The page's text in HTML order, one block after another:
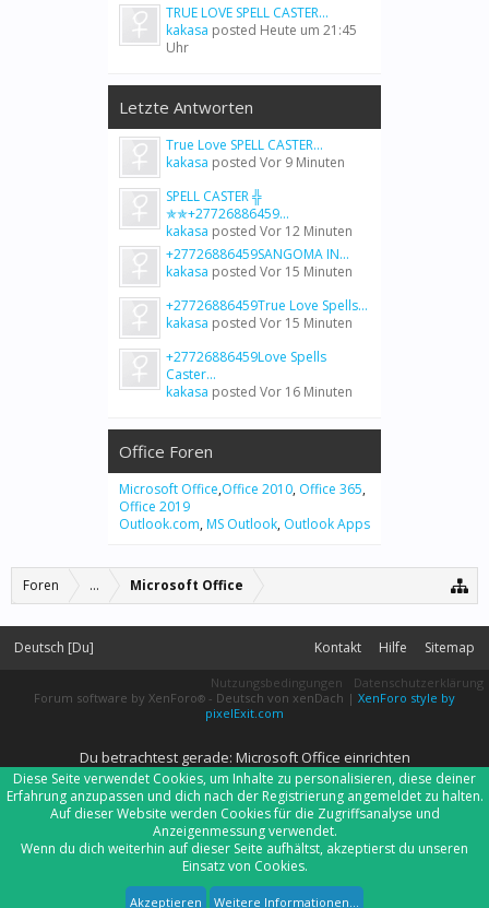
TRUE LOVE SPELL CASTER...
kakasa posted Heute um 21:45
Uhr
Letzte Antworten
True Love SPELL CASTER...
kakasa posted Vor 9 Minuten
SPELL CASTER ╬
✯✯+27726886459...
kakasa posted Vor 12 Minuten
+27726886459SANGOMA IN...
kakasa posted Vor 15 Minuten
+27726886459True Love Spells...
kakasa posted Vor 15 Minuten
+27726886459Love Spells
Caster...
kakasa posted Vor 16 Minuten
Office Foren
Microsoft Office,Office 2010, Office 365,
Office 2019
Outlook.com, MS Outlook, Outlook Apps
Foren ... Microsoft Office
Deutsch [Du] Kontakt Hilfe Sitemap
Nutzungsbedingungen
Datenschutzerklärung
Forum software by XenForo® - Deutsch von xenDach | XenForo style by
pixelExit.com
Du betrachtest gerade: Microsoft Office einrichten
Diese Seite verwendet Cookies, um Inhalte zu personalisieren, diese deiner
Erfahrung anzupassen und dich nach der Registrierung angemeldet zu halten.
Auf dieser Website werden Cookies für die Zugriffsanalyse und
Anzeigenmessung verwendet.
Wenn du dich weiterhin auf dieser Seite aufhältst, akzeptierst du unseren
Einsatz von Cookies.
Akzeptieren Weitere Informationen...